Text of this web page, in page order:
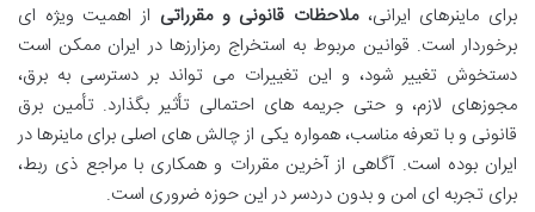
برای ماینرهای ایرانی،ملاحظات قانونی و مقرراتی از اهمیت ویژه ای
برخوردار است. قوانین مربوط به استخراج رمزارزها در ایران ممکن است
دستخوش تغییر شود، و این تغییرات می تواند بر دسترسی به برق،
مجوزهای لازم، و حتی جریمه های احتمالی تأثیر بگذارد. تأمین برق
قانونی و با تعرفه مناسب، همواره یکی از چالش های اصلی برای ماینرها در
ایران بوده است. آگاهی از آخرین مقررات و همکاری با مراجع ذی ربط،
برای تجربه ای امن و بدون دردسر در این حوزه ضروری است.